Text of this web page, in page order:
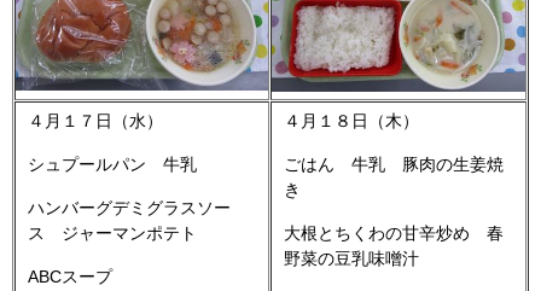
４月１７日（水）
シュプールパン 牛乳
ハンバーグデミグラスソー
ス ジャーマンポテト
ABCスープ
４月１８日（木）
ごはん 牛乳 豚肉の生姜焼
き
大根とちくわの甘辛炒め 春
野菜の豆乳味噌汁